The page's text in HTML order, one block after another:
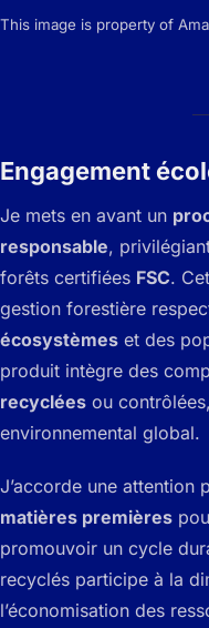
This image is property of
Engagement
Je mets en avant un
responsable,
forêts certifiées FSC.
gestion forestière
écosystèmes et des
produit intègre des
recyclées ou
environnemental global.
J’accorde une attention
matières premières
promouvoir un cycle
recyclés participe à la
l’économisation des